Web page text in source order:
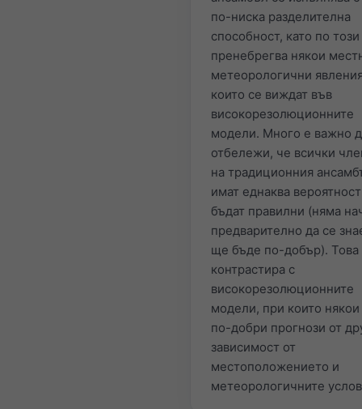
по-ниска разделителна
способност, като по
пренебрегва някои
метеорологични
които се виждат във
високорезолюционните
модели. Много е важно
отбележи, че всички
на традиционния
имат еднаква
бъдат правилни (няма
предварително да се
ще бъде по-добър). Това
контрастира с
високорезолюционните
модели, при които някои
по-добри прогнози от
зависимост от
местоположението и
метеорологичните